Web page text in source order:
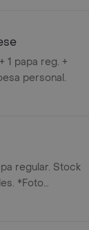
1 papa reg. +
personal.
regular. Stock
*Foto
s.a.c ruc